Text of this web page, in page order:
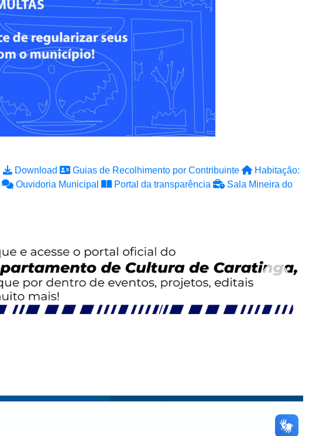
Download Guias de Recolhimento por Contribuinte
Habitação:
Ouvidoria Municipal Portal da transparência
Sala Mineira do